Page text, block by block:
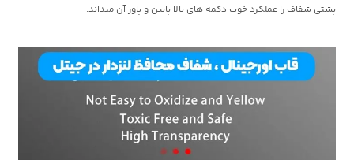
پشتی شفاف را عملکرد خوب دکمه های بالا پایین و پاور آن میداند.